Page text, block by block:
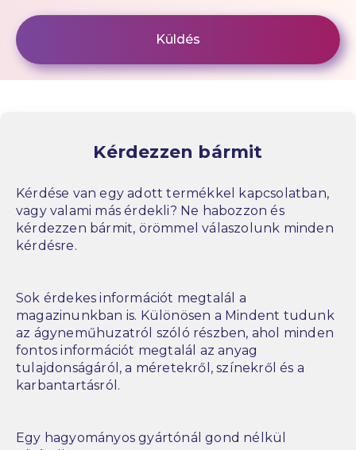
Kérdezzen bármit
Kérdése van egy adott termékkel kapcsolatban,
vagy valami más érdekli? Ne habozzon és
kérdezzen bármit, örömmel válaszolunk minden
kérdésre.
Sok érdekes információt megtalál a
magazinunkban is. Különösen a Mindent tudunk
az ágyneműhuzatról szóló részben, ahol minden
fontos információt megtalál az anyag
tulajdonságáról, a méretekről, színekről és a
karbantartásról.
Egy hagyományos gyártónál gond nélkül